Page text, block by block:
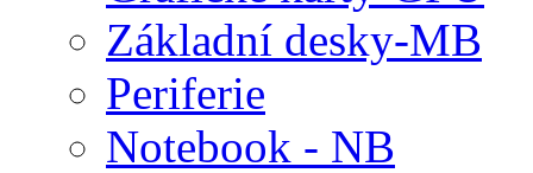
Základní desky-MB
Periferie
Notebook - NB